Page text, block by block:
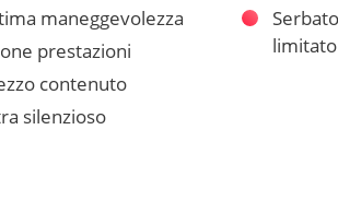
maneggevolezza
prestazioni
contenuto
silenzioso
limitato